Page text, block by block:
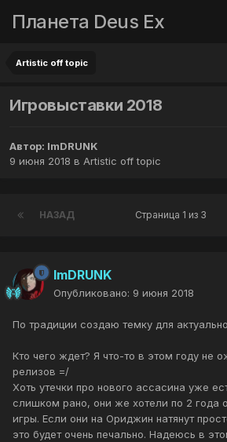
Планета Deus Ex
Artistic off topic
Игровыставки 2018
Автор: ImDRUNK
9 июня 2018 в Artistic off topic
НАЗАД Страница 1 из 3
ImDRUNK
Опубликовано: 9 июня 2018
По традиции создаю темку для
Кто чего ждет? Я что-то в этом году не
релизов =/
Хоть утечки про нового ассасина уже
слишком рано, они же хотели по 2 года
игры. Если они на Ориджин натянут
это будет очень печально. Надеюсь в